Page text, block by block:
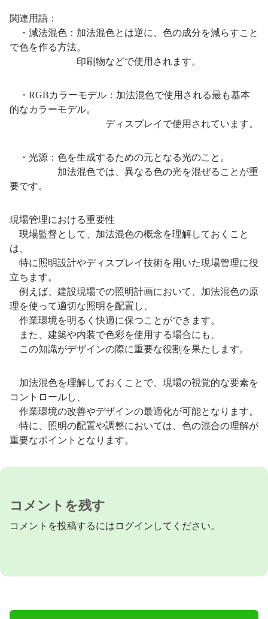
関連用語：
・減法混色：加法混色とは逆に、色の成分を減らすこと
で色を作る方法。
印刷物などで使用されます。
・RGBカラーモデル：加法混色で使用される最も基本
的なカラーモデル。
ディスプレイで使用されています。
・光源：色を生成するための元となる光のこと。
加法混色では、異なる色の光を混ぜることが重
要です。
現場管理における重要性
現場監督として、加法混色の概念を理解しておくこと
は、
特に照明設計やディスプレイ技術を用いた現場管理に役
立ちます。
例えば、建設現場での照明計画において、加法混色の原
理を使って適切な照明を配置し、
作業環境を明るく快適に保つことができます。
また、建築や内装で色彩を使用する場合にも、
この知識がデザインの際に重要な役割を果たします。
加法混色を理解しておくことで、現場の視覚的な要素を
コントロールし、
作業環境の改善やデザインの最適化が可能となります。
特に、照明の配置や調整においては、色の混合の理解が
重要なポイントとなります。
コメントを残す
コメントを投稿するには ログイン してください。